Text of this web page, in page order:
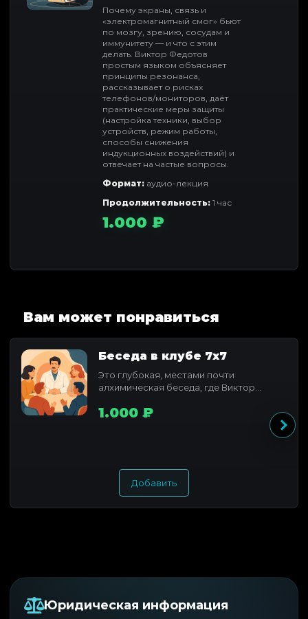
Почему экраны, связь и
«электромагнитный смог» бьют
по мозгу, зрению, сосудам и
иммунитету — и что с этим
делать. Виктор Федотов
простым языком объясняет
принципы резонанса,
рассказывает о рисках
телефонов/мониторов, даёт
практические меры защиты
(настройка техники, выбор
устройств, режим работы,
способы снижения
индукционных воздействий) и
отвечает на частые вопросы.
Формат: аудио-лекция
Продолжительность: 1 час
1.000 ₽
Вам может понравиться
Беседа в клубе 7x7
Это глубокая, местами почти
алхимическая беседа, где Виктор
1.000 ₽
Добавить
Юридическая информация